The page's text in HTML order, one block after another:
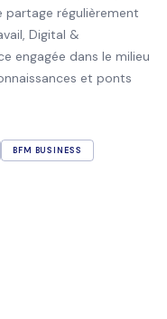
partage régulièrement
Digital &
engagée dans le milieu
et ponts
BFM BUSINESS